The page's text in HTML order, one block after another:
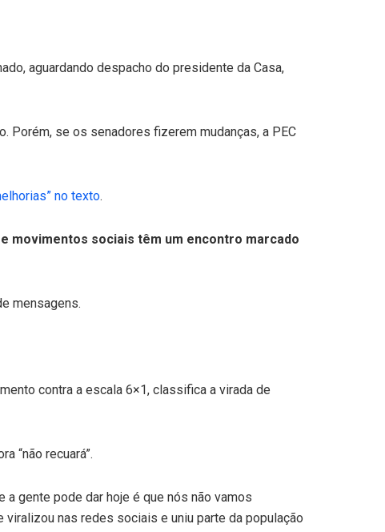
aguardando despacho do presidente da Casa,
Porém, se os senadores fizerem mudanças, a PEC
no texto.
movimentos sociais têm um encontro marcado
mensagens.
contra a escala 6×1, classifica a virada de
“não recuará”.
gente pode dar hoje é que nós não vamos
nas redes sociais e uniu parte da população